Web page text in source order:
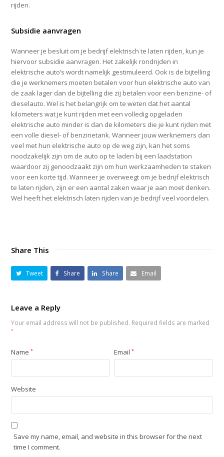
rijden.
Subsidie aanvragen
Wanneer je besluit om je bedrijf elektrisch te laten rijden, kun je
hiervoor subsidie aanvragen. Het zakelijk rondrijden in
elektrische auto’s wordt namelijk gestimuleerd. Ook is de bijtelling
die je werknemers moeten betalen voor hun elektrische auto van
de zaak lager dan de bijtelling die zij betalen voor een benzine- of
dieselauto. Wel is het belangrijk om te weten dat het aantal
kilometers wat je kunt rijden met een volledig opgeladen
elektrische auto minder is dan de kilometers die je kunt rijden met
een volle diesel- of benzinetank. Wanneer jouw werknemers dan
veel met hun elektrische auto op de weg zijn, kan het soms
noodzakelijk zijn om de auto op te laden bij een laadstation
waardoor zij genoodzaakt zijn om hun werkzaamheden te staken
voor een korte tijd. Wanneer je overweegt om je bedrijf elektrisch
te laten rijden, zijn er een aantal zaken waar je aan moet denken.
Wel heeft het elektrisch laten rijden van je bedrijf veel voordelen.
Share This
Tweet Share Share Email
Leave a Reply
Your email address will not be published. Required fields are marked
*
Name* Email*
Website
Save my name, email, and website in this browser for the next
time I comment.